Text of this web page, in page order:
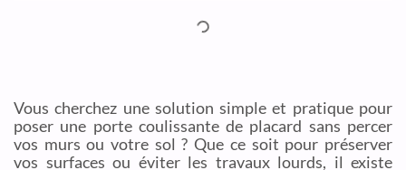
Vous cherchez une solution simple et pratique pour
poser une porte coulissante de placard sans percer
vos murs ou votre sol ? Que ce soit pour préserver
vos surfaces ou éviter les travaux lourds, il existe